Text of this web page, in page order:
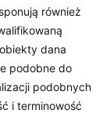
również
dana
podobne do
podobnych
i terminowość